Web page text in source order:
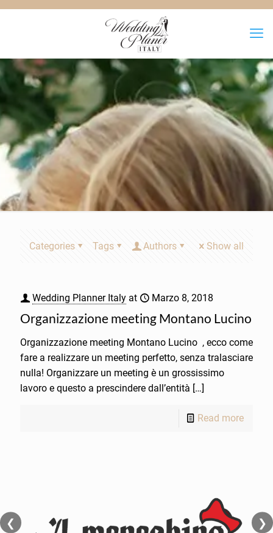
Categories Tags Authors Show all
Wedding Planner Italy at Marzo 8, 2018
Organizzazione meeting Montano Lucino
Organizzazione meeting Montano Lucino , ecco come
fare a realizzare un meeting perfetto, senza tralasciare
nulla! Organizzare un meeting è un grossissimo
lavoro e questo a prescindere dall’entità […]
Read more
❮ ❯